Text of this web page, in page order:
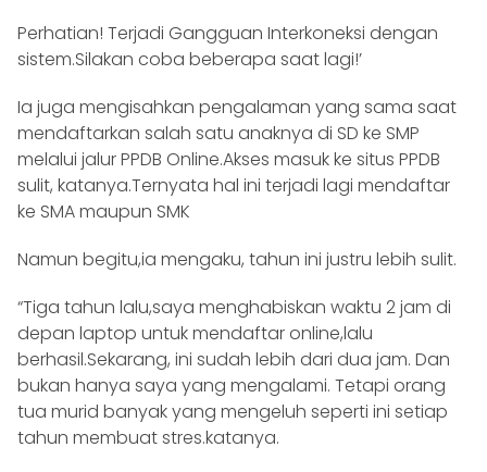
Perhatian! Terjadi Gangguan Interkoneksi dengan
sistem.Silakan coba beberapa saat lagi!’
Ia juga mengisahkan pengalaman yang sama saat
mendaftarkan salah satu anaknya di SD ke SMP
melalui jalur PPDB Online.Akses masuk ke situs PPDB
sulit, katanya.Ternyata hal ini terjadi lagi mendaftar
ke SMA maupun SMK
Namun begitu,ia mengaku, tahun ini justru lebih sulit.
“Tiga tahun lalu,saya menghabiskan waktu 2 jam di
depan laptop untuk mendaftar online,lalu
berhasil.Sekarang, ini sudah lebih dari dua jam. Dan
bukan hanya saya yang mengalami. Tetapi orang
tua murid banyak yang mengeluh seperti ini setiap
tahun membuat stres.katanya.